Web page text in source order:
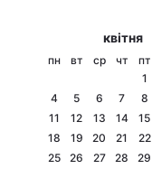
Головна
квітня
пн вт ср чт пт
1
4
5 6 7 8
11
12 13 14 15
18
19 20 21 22
25
26 27 28 29